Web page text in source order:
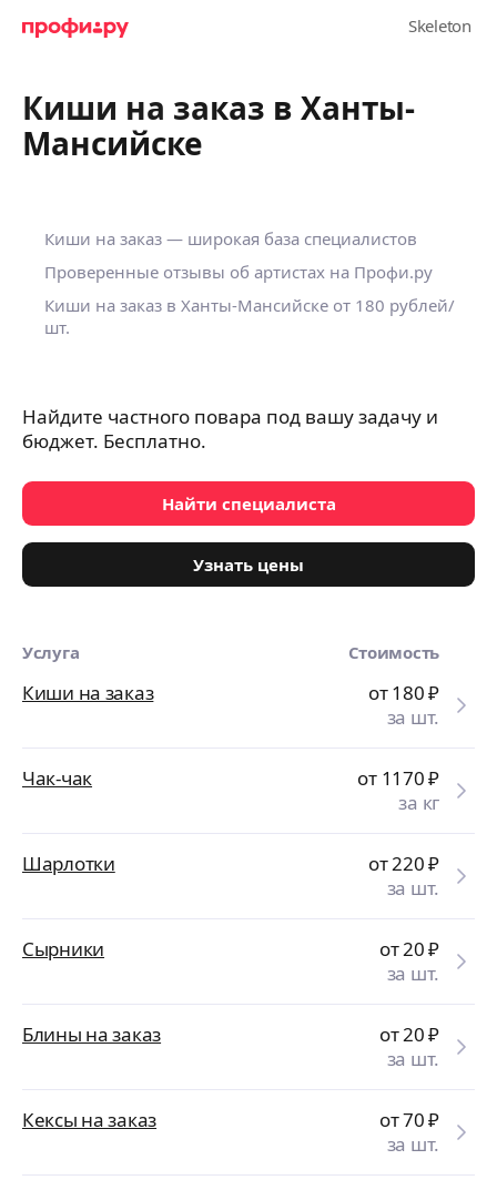
Киши на заказ в Ханты-
Мансийске
Киши на заказ — широкая база специалистов
Проверенные отзывы об артистах на Профи.ру
Киши на заказ в Ханты-Мансийске от 180 рублей/
шт.
Найдите частного повара под вашу задачу и
бюджет. Бесплатно.
Найти специалиста
Узнать цены
Услуга Стоимость
Киши на заказ от 180₽
за шт.
Чак-чак от 1170₽
за кг
Шарлотки от 220₽
за шт.
Сырники от 20₽
за шт.
Блины на заказ от 20₽
за шт.
Кексы на заказ от 70₽
за шт.